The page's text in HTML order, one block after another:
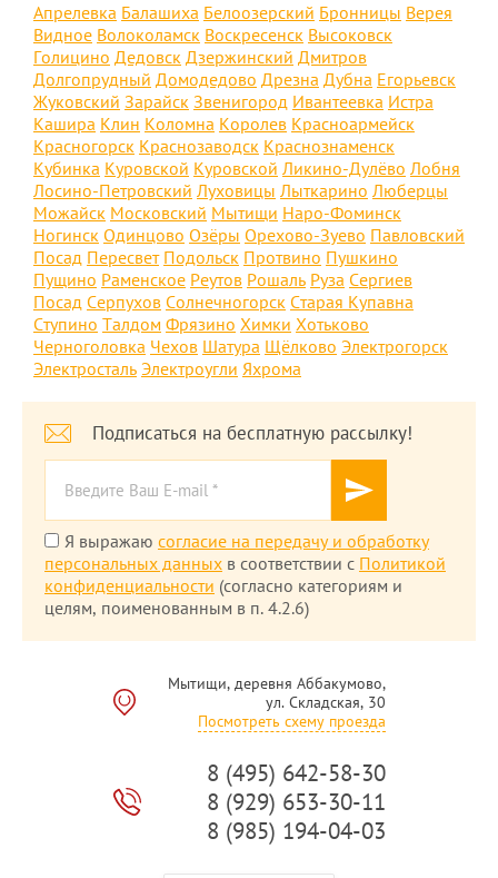
Апрелевка Балашиха Белоозерский Бронницы Верея
Видное Волоколамск Воскресенск Высоковск
Голицино Дедовск Дзержинский Дмитров
Долгопрудный Домодедово Дрезна Дубна Егорьевск
Жуковский Зарайск Звенигород Ивантеевка Истра
Кашира Клин Коломна Королев Красноармейск
Красногорск Краснозаводск Краснознаменск
Кубинка Куровской Куровской Ликино-Дулёво Лобня
Лосино-Петровский Луховицы Лыткарино Люберцы
Можайск Московский Мытищи Наро-Фоминск
Ногинск Одинцово Озёры Орехово-Зуево Павловский
Посад Пересвет Подольск Протвино Пушкино
Пущино Раменское Реутов Рошаль Руза Сергиев
Посад Серпухов Солнечногорск Старая Купавна
Ступино Талдом Фрязино Химки Хотьково
Черноголовка Чехов Шатура Щёлково Электрогорск
Электросталь Электроугли Яхрома
Подписаться на бесплатную рассылку!
Я выражаю согласие на передачу и обработку
персональных данных в соответствии с Политикой
конфиденциальности (согласно категориям и
целям, поименованным в п. 4.2.6)
Мытищи, деревня Аббакумово,
ул. Складская, 30
Посмотреть схему проезда
8 (495) 642-58-30
8 (929) 653-30-11
8 (985) 194-04-03